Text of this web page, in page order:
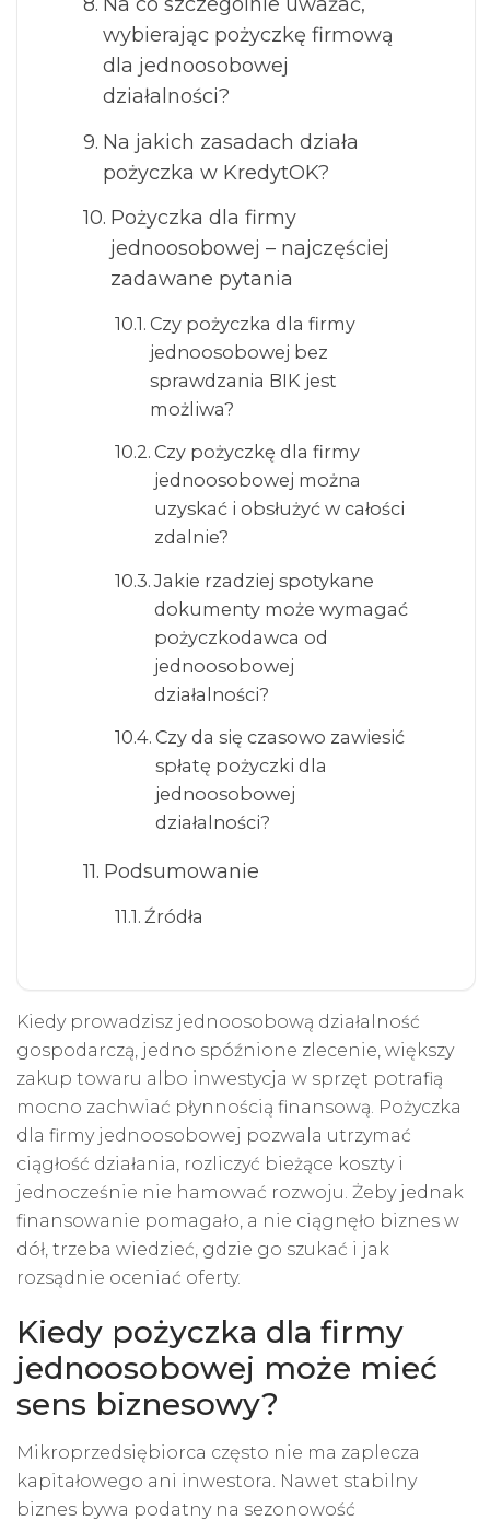
wybierając pożyczkę firmową
dla jednoosobowej
działalności?
Na jakich zasadach działa
pożyczka w KredytOK?
Pożyczka dla firmy
jednoosobowej – najczęściej
zadawane pytania
Czy pożyczka dla firmy
jednoosobowej bez
sprawdzania BIK jest
możliwa?
Czy pożyczkę dla firmy
jednoosobowej można
uzyskać i obsłużyć w całości
zdalnie?
Jakie rzadziej spotykane
dokumenty może wymagać
pożyczkodawca od
jednoosobowej
działalności?
Czy da się czasowo zawiesić
spłatę pożyczki dla
jednoosobowej
działalności?
Podsumowanie
Źródła
Kiedy prowadzisz jednoosobową działalność
gospodarczą, jedno spóźnione zlecenie, większy
zakup towaru albo inwestycja w sprzęt potrafią
mocno zachwiać płynnością finansową. Pożyczka
dla firmy jednoosobowej pozwala utrzymać
ciągłość działania, rozliczyć bieżące koszty i
jednocześnie nie hamować rozwoju. Żeby jednak
finansowanie pomagało, a nie ciągnęło biznes w
dół, trzeba wiedzieć, gdzie go szukać i jak
rozsądnie oceniać oferty.
Kiedy pożyczka dla firmy
jednoosobowej może mieć
sens biznesowy?
Mikroprzedsiębiorca często nie ma zaplecza
kapitałowego ani inwestora. Nawet stabilny
biznes bywa podatny na sezonowość